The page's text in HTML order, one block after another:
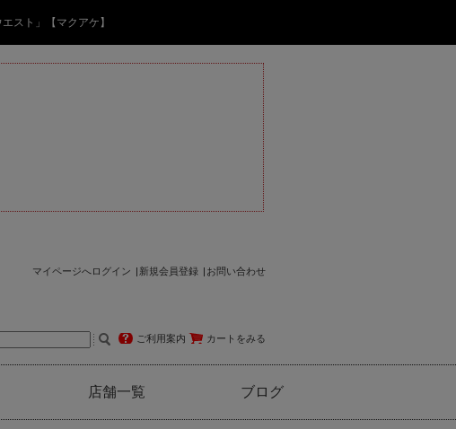
スト」【マクアケ】
マイページへログイン 新規会員登録 お問い合わせ
ご利用案内 カートをみる
店舗一覧 ブログ